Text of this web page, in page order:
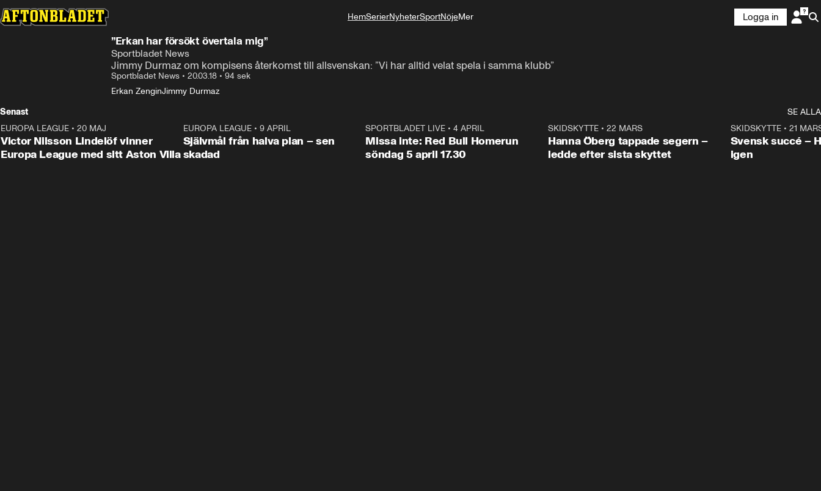
HemSerierNyheterSportNöjeMer
Logga in
”Erkan har försökt övertala mig”
Sportbladet News
Jimmy Durmaz om kompisens återkomst till allsvenskan: ”Vi har alltid velat spela i samma klubb”
Sportbladet News • 20.03.18 • 94 sek
Erkan ZenginJimmy Durmaz
Senast
SE ALLA
EUROPA LEAGUE • 20 MAJ
Victor Nilsson Lindelöf vinner
Europa League med sitt Aston Villa
1:03
EUROPA LEAGUE• 9 APRIL
Självmål från halva plan – sen
skadad
SPORTBLADET LIVE •4 APRIL
Missa inte: Red Bull Homerun
söndag 5 april 17.30
SKIDSKYTTE• 22 MARS
Hanna Öberg tappade segern –
ledde efter sista skyttet
SKIDSKYTTE• 21
Svensk succé –
igen